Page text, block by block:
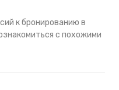
к бронированию в
с похожими